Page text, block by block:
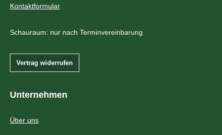
Kontaktformular.
Schauraum: nur nach Terminvereinbarung
Vertrag widerrufen
Unternehmen
Über uns